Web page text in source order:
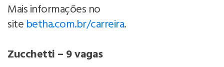
Mais informações no
site betha.com.br/carreira.
Zucchetti – 9 vagas